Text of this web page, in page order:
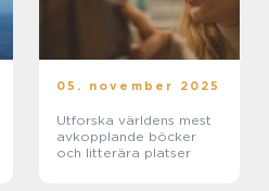
05. november 2025
Utforska världens mest
avkopplande böcker
och litterära platser